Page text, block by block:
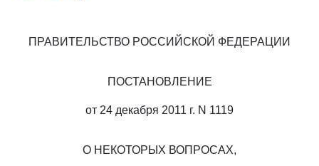
ПРАВИТЕЛЬСТВО РОССИЙСКОЙ ФЕДЕРАЦИИ
ПОСТАНОВЛЕНИЕ
от 24 декабря 2011 г. N 1119
О НЕКОТОРЫХ ВОПРОСАХ,